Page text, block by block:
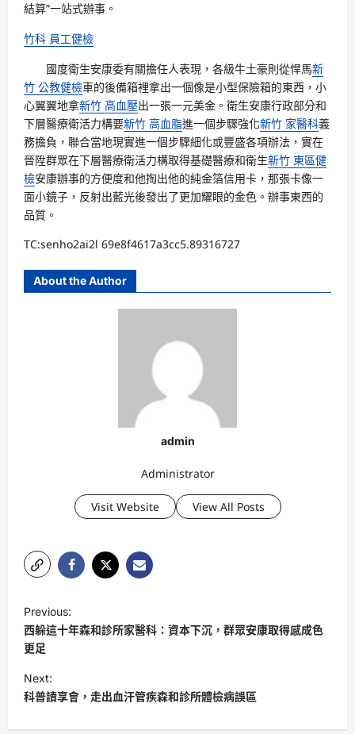
結算”一站式辦事。
竹科 員工健檢
國度衛生安康委有關擔任人表現，各級牛土豪則從悍馬新
竹 公教健檢車的後備箱裡拿出一個像是小型保險箱的東西，小
心翼翼地拿新竹 高血壓出一張一元美金。衛生安康行政部分和
下層醫療衛活力構要新竹 高血脂進一個步驟強化新竹 家醫科義
務擔負，聯合當地現實進一個步驟細化或豐盛各項辦法，實在
晉陞群眾在下層醫療衛活力構取得基礎醫療和衛生新竹 東區健
檢安康辦事的方便度和他掏出他的純金箔信用卡，那張卡像一
面小鏡子，反射出藍光後發出了更加耀眼的金色。辦事東西的
品質。
TC:senho2ai2l 69e8f4617a3cc5.89316727
About the Author
admin
Administrator
Visit Website View All Posts
o
s
t
n
a
Previous:
西躲這十年森和診所家醫科：資本下沉，群眾安康取得感成色
更足
Next:
科普讀享會，走出血汗管疾森和診所體檢病誤區